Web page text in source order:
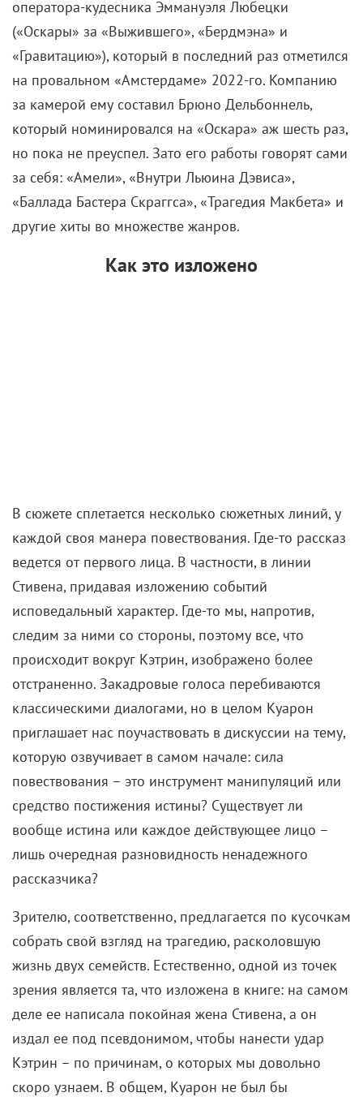
оператора-кудесника Эммануэля Любецки
(«Оскары» за «Выжившего», «Бердмэна» и
«Гравитацию»), который в последний раз отметился
на провальном «Амстердаме» 2022-го. Компанию
за камерой ему составил Брюно Дельбоннель,
который номинировался на «Оскара» аж шесть раз,
но пока не преуспел. Зато его работы говорят сами
за себя: «Амели», «Внутри Льюина Дэвиса»,
«Баллада Бастера Скраггса», «Трагедия Макбета» и
другие хиты во множестве жанров.
Как это изложено
В сюжете сплетается несколько сюжетных линий, у
каждой своя манера повествования. Где-то рассказ
ведется от первого лица. В частности, в линии
Стивена, придавая изложению событий
исповедальный характер. Где-то мы, напротив,
следим за ними со стороны, поэтому все, что
происходит вокруг Кэтрин, изображено более
отстраненно. Закадровые голоса перебиваются
классическими диалогами, но в целом Куарон
приглашает нас поучаствовать в дискуссии на тему,
которую озвучивает в самом начале: сила
повествования – это инструмент манипуляций или
средство постижения истины? Существует ли
вообще истина или каждое действующее лицо –
лишь очередная разновидность ненадежного
рассказчика?
Зрителю, соответственно, предлагается по кусочкам
собрать свой взгляд на трагедию, расколовшую
жизнь двух семейств. Естественно, одной из точек
зрения является та, что изложена в книге: на самом
деле ее написала покойная жена Стивена, а он
издал ее под псевдонимом, чтобы нанести удар
Кэтрин – по причинам, о которых мы довольно
скоро узнаем. В общем, Куарон не был бы